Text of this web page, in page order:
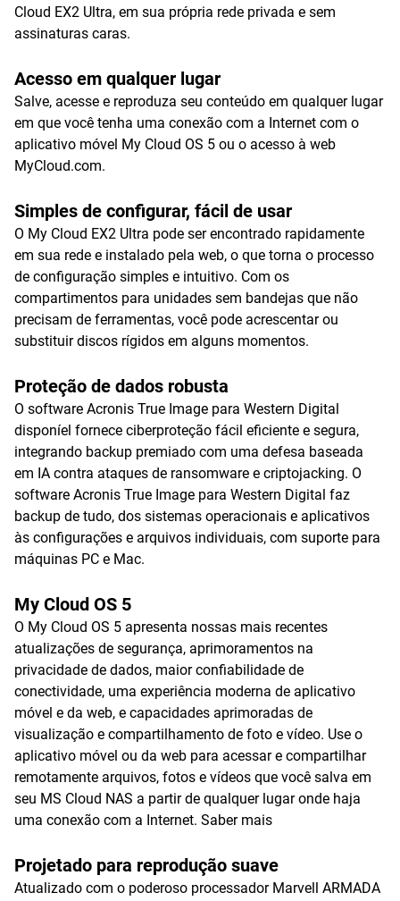
Cloud EX2 Ultra, em sua própria rede privada e sem
assinaturas caras.
Acesso em qualquer lugar
Salve, acesse e reproduza seu conteúdo em qualquer lugar
em que você tenha uma conexão com a Internet com o
aplicativo móvel My Cloud OS 5 ou o acesso à web
MyCloud.com.
Simples de configurar, fácil de usar
O My Cloud EX2 Ultra pode ser encontrado rapidamente
em sua rede e instalado pela web, o que torna o processo
de configuração simples e intuitivo. Com os
compartimentos para unidades sem bandejas que não
precisam de ferramentas, você pode acrescentar ou
substituir discos rígidos em alguns momentos.
Proteção de dados robusta
O software Acronis True Image para Western Digital
disponíel fornece ciberproteção fácil eficiente e segura,
integrando backup premiado com uma defesa baseada
em IA contra ataques de ransomware e criptojacking. O
software Acronis True Image para Western Digital faz
backup de tudo, dos sistemas operacionais e aplicativos
às configurações e arquivos individuais, com suporte para
máquinas PC e Mac.
My Cloud OS 5
O My Cloud OS 5 apresenta nossas mais recentes
atualizações de segurança, aprimoramentos na
privacidade de dados, maior confiabilidade de
conectividade, uma experiência moderna de aplicativo
móvel e da web, e capacidades aprimoradas de
visualização e compartilhamento de foto e vídeo. Use o
aplicativo móvel ou da web para acessar e compartilhar
remotamente arquivos, fotos e vídeos que você salva em
seu MS Cloud NAS a partir de qualquer lugar onde haja
uma conexão com a Internet. Saber mais
Projetado para reprodução suave
Atualizado com o poderoso processador Marvell ARMADA